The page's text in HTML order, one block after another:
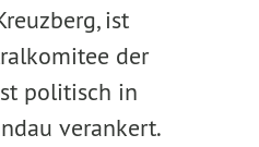
ist
der
politisch in
verankert.